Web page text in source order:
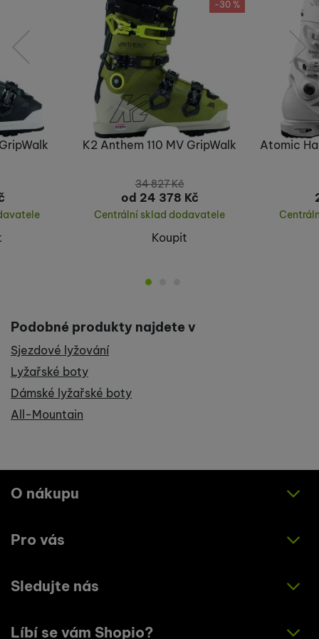
následující
-30 %
K2 Anthem 110 MV GripWalk
34 827Kč
od 24 378 Kč
Centrální sklad dodavatele
Koupit
Atomic
Podobné produkty najdete v
Sjezdové lyžování
Lyžařské boty
Dámské lyžařské boty
All-Mountain
O nákupu
Jak nakupovat
Zásady ochrany osobních údajů
Pro vás
O nás
Sledujte nás
Instagram
Líbí se vám Shopio?